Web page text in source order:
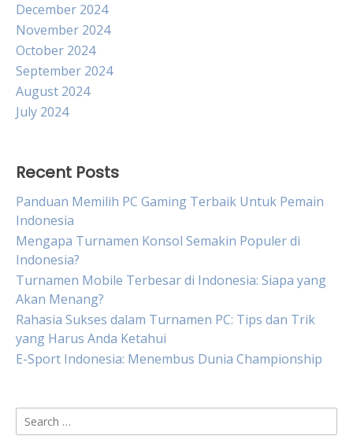
December 2024
November 2024
October 2024
September 2024
August 2024
July 2024
Recent Posts
Panduan Memilih PC Gaming Terbaik Untuk Pemain
Indonesia
Mengapa Turnamen Konsol Semakin Populer di
Indonesia?
Turnamen Mobile Terbesar di Indonesia: Siapa yang
Akan Menang?
Rahasia Sukses dalam Turnamen PC: Tips dan Trik
yang Harus Anda Ketahui
E-Sport Indonesia: Menembus Dunia Championship
Search
for: